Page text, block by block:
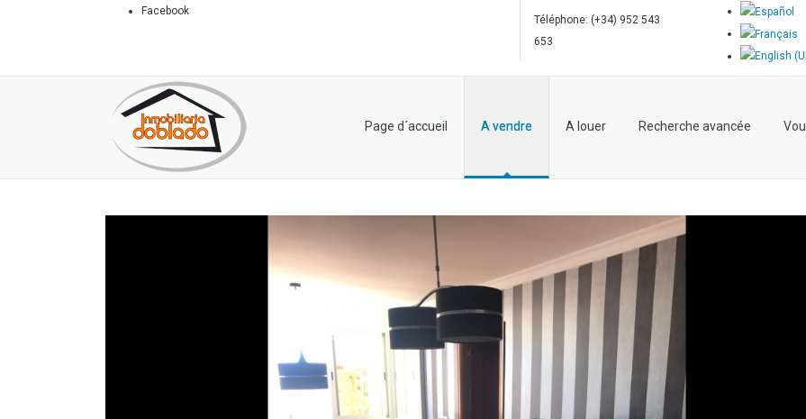
Facebook
Téléphone: (+34) 952 543
653
Page d´accueil A vendre A louer Recherche avancée